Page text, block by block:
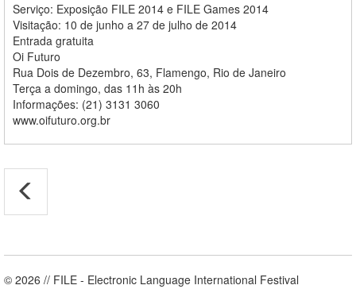
Serviço: Exposição FILE 2014 e FILE Games 2014
Visitação: 10 de junho a 27 de julho de 2014
Entrada gratuita
Oi Futuro
Rua Dois de Dezembro, 63, Flamengo, Rio de Janeiro
Terça a domingo, das 11h às 20h
Informações: (21) 3131 3060
www.oifuturo.org.br
© 2026 // FILE - Electronic Language International Festival